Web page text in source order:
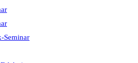
Seminar